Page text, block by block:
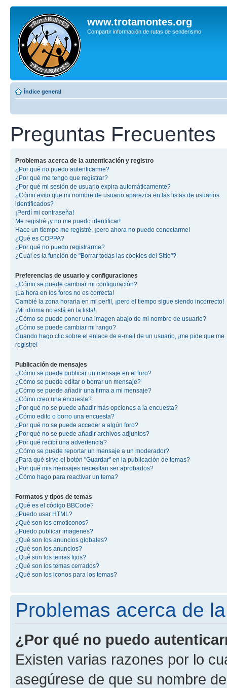
www.trotamontes.org
Compartir información de rutas de senderismo
Índice general
Preguntas Frecuentes
Problemas acerca de la autenticación y registro
¿Por qué no puedo autenticarme?
¿Por qué me tengo que registrar?
¿Por qué mi sesión de usuario expira automáticamente?
¿Cómo evito que mi nombre de usuario aparezca en las listas de usuarios
identificados?
¡Perdí mi contraseña!
Me registré ¡y no me puedo identificar!
Hace un tiempo me registré, ¡pero ahora no puedo conectarme!
¿Qué es COPPA?
¿Por qué no puedo registrarme?
¿Cuál es la función de "Borrar todas las cookies del Sitio"?
Preferencias de usuario y configuraciones
¿Cómo se puede cambiar mi configuración?
¡La hora en los foros no es correcta!
Cambié la zona horaria en mi perfil, ¡pero el tiempo sigue siendo incorrecto!
¡Mi idioma no está en la lista!
¿Cómo se puede poner una imagen abajo de mi nombre de usuario?
¿Cómo se puede cambiar mi rango?
Cuando hago clic sobre el enlace de e-mail de un usuario, ¡me pide que me
registre!
Publicación de mensajes
¿Cómo se puede publicar un mensaje en el foro?
¿Cómo se puede editar o borrar un mensaje?
¿Cómo se puede añadir una firma a mi mensaje?
¿Cómo creo una encuesta?
¿Por qué no se puede añadir más opciones a la encuesta?
¿Cómo edito o borro una encuesta?
¿Por qué no se puede acceder a algún foro?
¿Por qué no se puede añadir archivos adjuntos?
¿Por qué recibí una advertencia?
¿Cómo se puede reportar un mensaje a un moderador?
¿Para qué sirve el botón "Guardar" en la publicación de temas?
¿Por qué mis mensajes necesitan ser aprobados?
¿Cómo hago para reactivar un tema?
Formatos y tipos de temas
¿Qué es el código BBCode?
¿Puedo usar HTML?
¿Qué son los emoticonos?
¿Puedo publicar imagenes?
¿Qué son los anuncios globales?
¿Qué son los anuncios?
¿Qué son los temas fijos?
¿Qué son los temas cerrados?
¿Qué son los iconos para los temas?
Problemas acerca de
¿Por qué no puedo
Existen varias razones por lo
asegúrese de que su nombre